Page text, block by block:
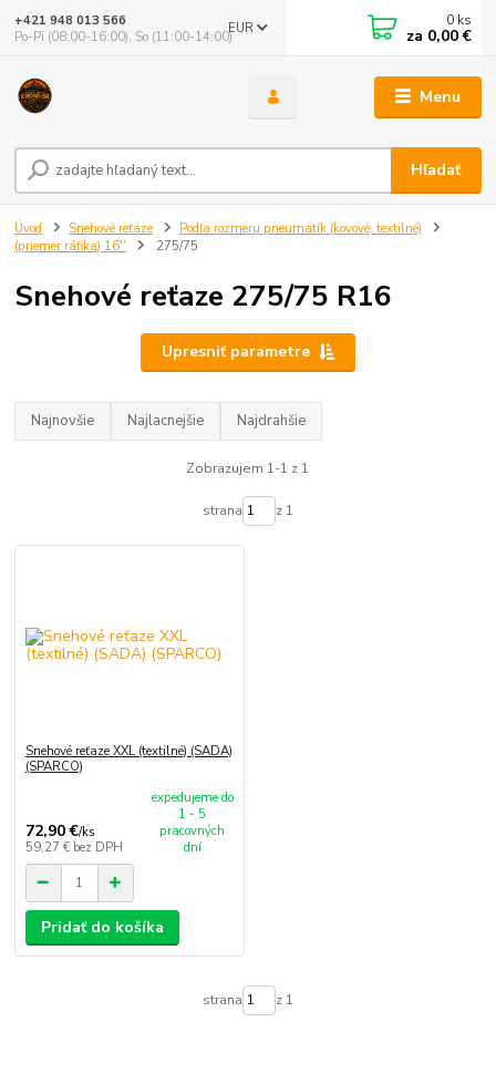
Menu
EUR
Hľadať
+421 948 013 566
Po-Pi (08:00-16:00), So (11:00-14:00)
0 ks
za 0,00 €
Úvod Snehové reťaze
Podľa rozmeru pneumatík (kovové, textilné)
(priemer ráfika) 16''
275/75
Snehové reťaze 275/75 R16
Upresniť parametre
Najnovšie Najlacnejšie Najdrahšie
Zobrazujem 1-1 z 1
strana z 1
Snehové reťaze XXL (textilné) (SADA)
(SPARCO)
72,90 €/ks
59,27 € bez DPH
expedujeme do
1 - 5
pracovných
dní
Pridať do košíka
strana z 1